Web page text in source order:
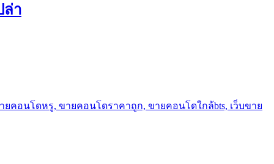
ล่า
คอนโดหรู, ขายคอนโดราคาถูก, ขายคอนโดใกล้bts, เว็บขาย